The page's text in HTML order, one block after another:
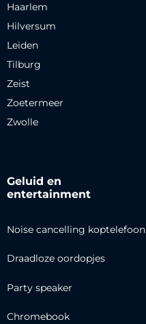
Haarlem
Hilversum
Leiden
Tilburg
Zeist
Zoetermeer
Zwolle
Geluid en
entertainment
Noise cancelling koptelefoon
Draadloze oordopjes
Party speaker
Chromebook